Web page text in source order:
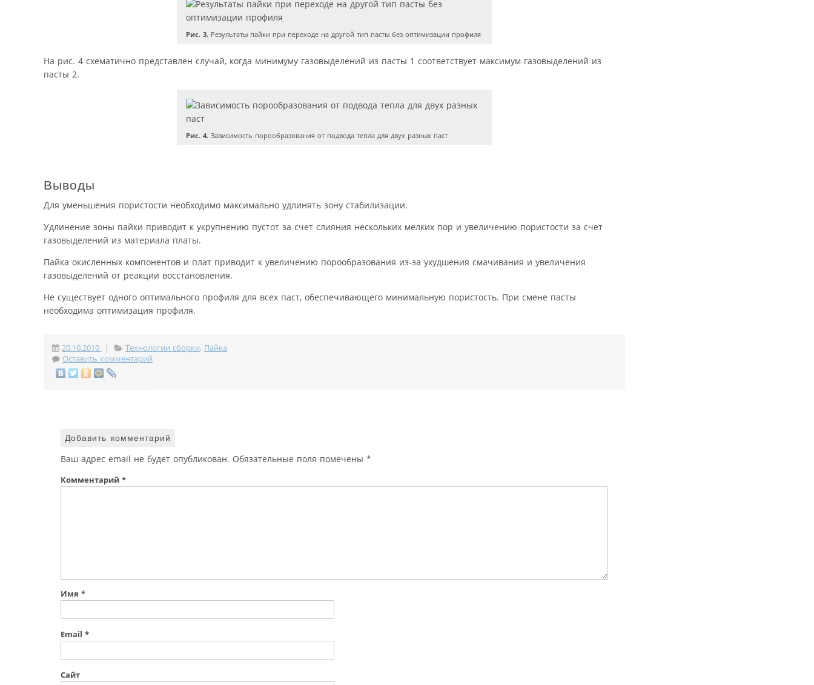
Рис. 3. Результаты пайки при переходе на другой тип пасты без оптимизации профиля
На рис. 4 схематично представлен случай, когда минимуму газовыделений из пасты 1 соответствует максимум газовыделений из
пасты 2.
Рис. 4. Зависимость порообразования от подвода тепла для двух разных паст
Выводы
Для уменьшения пористости необходимо максимально удлинять зону стабилизации.
Удлинение зоны пайки приводит к укрупнению пустот за счет слияния нескольких мелких пор и увеличению пористости за счет
газовыделений из материала платы.
Пайка окисленных компонентов и плат приводит к увеличению порообразования из-за ухудшения смачивания и увеличения
газовыделений от реакции восстановления.
Не существует одного оптимального профиля для всех паст, обеспечивающего минимальную пористость. При смене пасты
необходима оптимизация профиля.
20.10.2010 | Технологии сборки, Пайка
Оставить комментарий
Добавить комментарий
Ваш адрес email не будет опубликован. Обязательные поля помечены *
Комментарий *
Имя *
Email *
Сайт